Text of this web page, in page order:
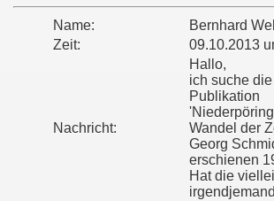
Name:
Bernhard
Zeit:
09.10.2013
Nachricht:
Hallo,
ich suche die
Publikation
Wandel der
Georg
erschienen
Hat die